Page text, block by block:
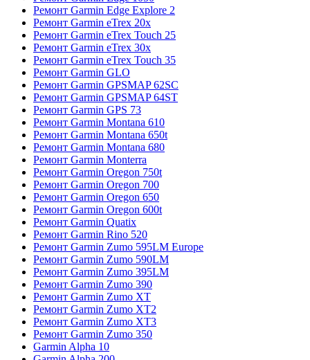
Ремонт Garmin Edge Explore 2
Ремонт Garmin eTrex 20x
Ремонт Garmin eTrex Touch 25
Ремонт Garmin eTrex 30x
Ремонт Garmin eTrex Touch 35
Ремонт Garmin GLO
Ремонт Garmin GPSMAP 62SC
Ремонт Garmin GPSMAP 64ST
Ремонт Garmin GPS 73
Ремонт Garmin Montana 610
Ремонт Garmin Montana 650t
Ремонт Garmin Montana 680
Ремонт Garmin Monterra
Ремонт Garmin Oregon 750t
Ремонт Garmin Oregon 700
Ремонт Garmin Oregon 650
Ремонт Garmin Oregon 600t
Ремонт Garmin Quatix
Ремонт Garmin Rino 520
Ремонт Garmin Zumo 595LM Europe
Ремонт Garmin Zumo 590LM
Ремонт Garmin Zumo 395LM
Ремонт Garmin Zumo 390
Ремонт Garmin Zumo XT
Ремонт Garmin Zumo XT2
Ремонт Garmin Zumo XT3
Ремонт Garmin Zumo 350
Garmin Alpha 10